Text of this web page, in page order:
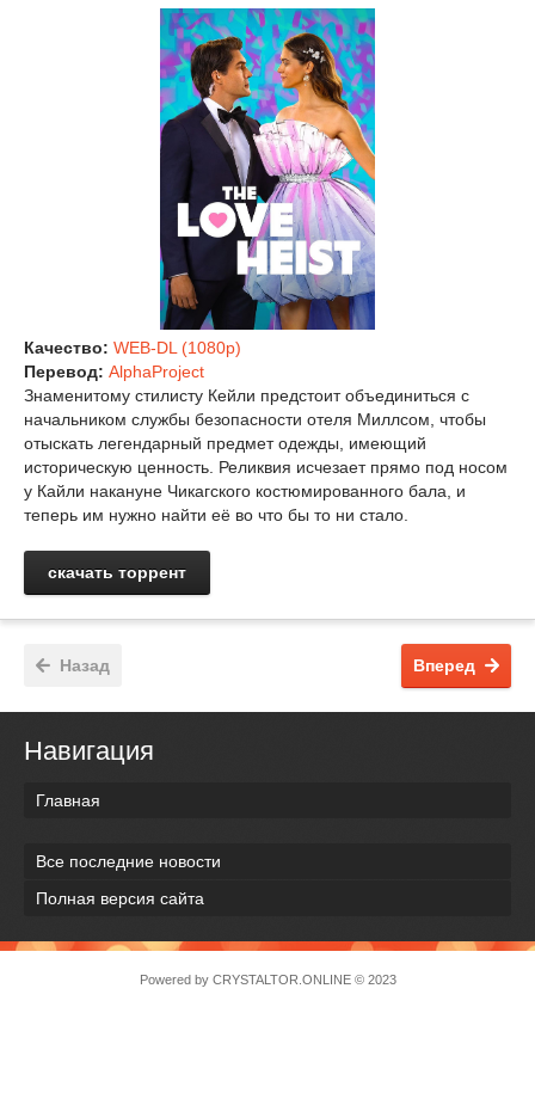
Качество: WEB-DL (1080p)
Перевод: AlphaProject
Знаменитому стилисту Кейли предстоит объединиться с
начальником службы безопасности отеля Миллсом, чтобы
отыскать легендарный предмет одежды, имеющий
историческую ценность. Реликвия исчезает прямо под носом
у Кайли накануне Чикагского костюмированного бала, и
теперь им нужно найти её во что бы то ни стало.
скачать торрент
Назад Вперед
Навигация
Главная
Все последние новости
Полная версия сайта
Powered by CRYSTALTOR.ONLINE© 2023